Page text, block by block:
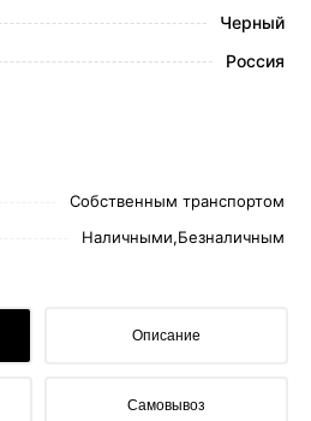
Черный
Россия
Собственным транспортом
Наличными,Безналичным
Описание
Самовывоз